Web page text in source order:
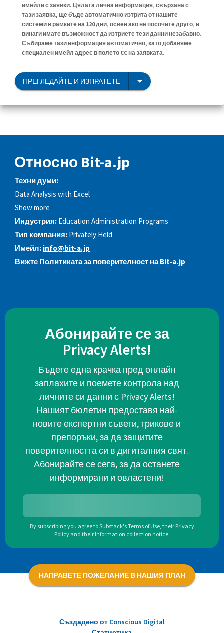
имейли с заявки. Цялата лична информация, свързана с
тази заявка, ще бъде автоматично изтрита от нашите
системи в рамките на 120 дни, освен ако не посочите друго, и
винаги имате възможност да изтриете тези данни незабавно.
Събираме тази информация автоматично, като добавяме
специален имейл адрес в полето CC на заявката.
ПРЕГЛЕДАЙТЕ И ИЗПРАТЕТЕ
Относно Bit-a.jp
Техни думи:
Data Analysis with Excel
Show more
Индустрия: Education Administration Programs
Тип компания: Privately Held
Имейл: info@bit-a.jp
Вижте Политиката за поверителност на Bit-a.jp
Абонирайте се за
Privacy Alerts!
Бъдете една крачка пред онлайн
заплахите и поемете контрола над
личните си данни с Privacy Alerts!
Нашият бюлетин предоставя най-
новите експертни съвети, трикове и
препоръки, за да защитите
поверителността си в дигиталния свят.
Абонирайте се сега, за да останете
информирани и овластени!
By subscribing you agree toSubstack's Terms of Use, their Privacy
Policy and their Information collection notice.
НАПРАВЕТЕ ПОЖЕЛАНИЕ В НАШИЯ ПЛАН
Създадено от Conscious Digital